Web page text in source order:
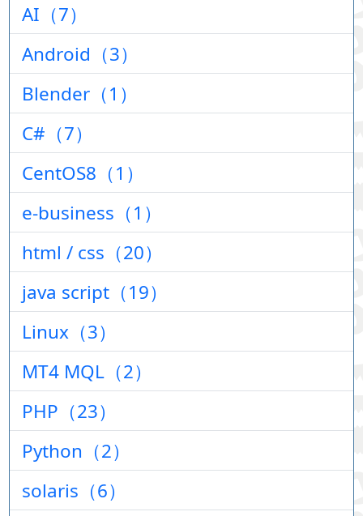
AI（7）
Android（3）
Blender（1）
C#（7）
CentOS8（1）
e-business（1）
html / css（20）
java script（19）
Linux（3）
MT4 MQL（2）
PHP（23）
Python（2）
solaris（6）